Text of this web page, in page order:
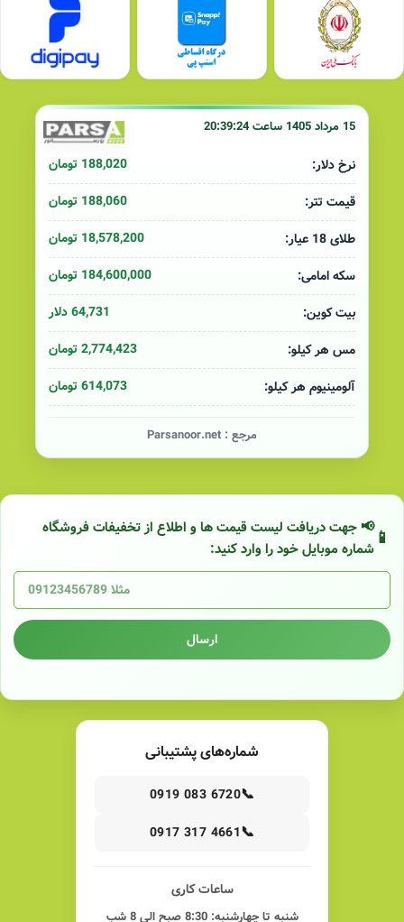
15 مرداد 1405 ساعت 20:39:24
نرخ دلار:
188,020 تومان
قیمت تتر:
188,060 تومان
طلای 18 عیار:
18,578,200 تومان
سکه امامی:
184,600,000 تومان
بیت کوین:
64,731 دلار
مس هر کیلو:
2,774,423 تومان
آلومینیوم هر کیلو:
614,073 تومان
مرجع : Parsanoor.net
📢 جهت دریافت لیست قیمت ها و اطلاع از تخفیفات فروشگاه
شماره موبایل خود را وارد کنید:
ارسال
شماره‌های پشتیبانی
📞
0919 083 6720
📞
0917 317 4661
ساعات کاری
شنبه تا چهارشنبه: 8:30 صبح الی 8 شب